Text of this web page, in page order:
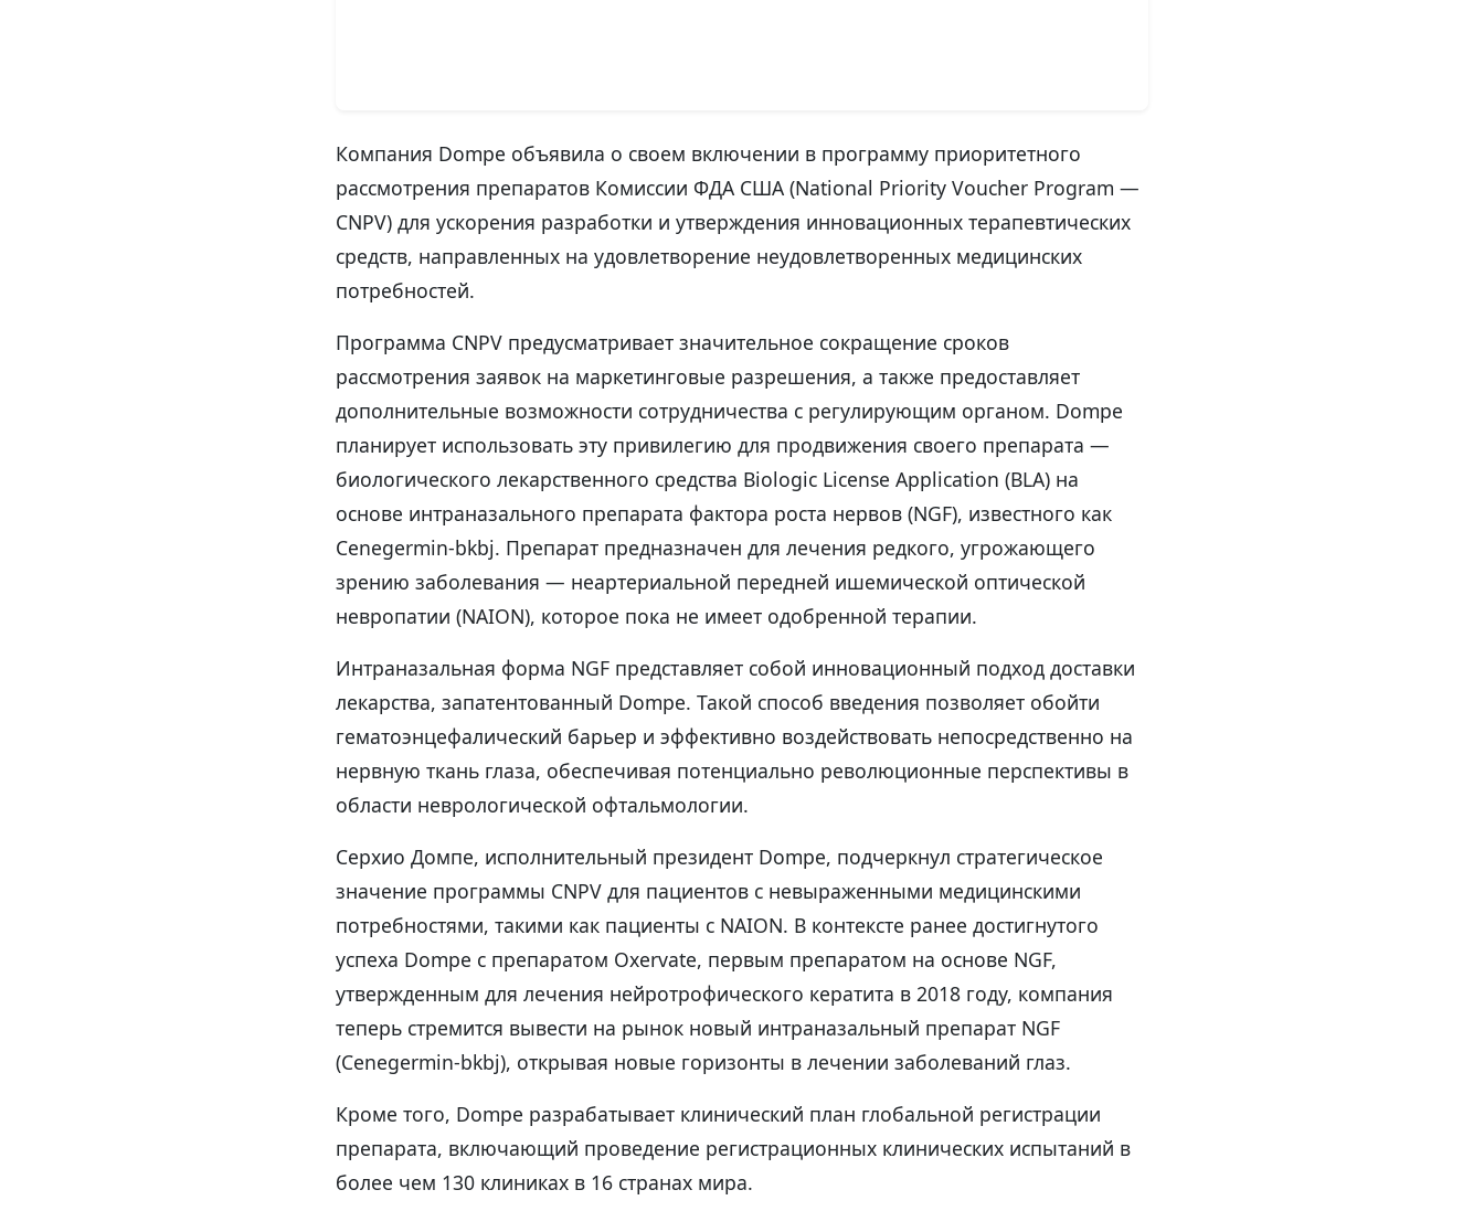
Компания Dompe объявила о своем включении в программу приоритетного
рассмотрения препаратов Комиссии ФДА США (National Priority Voucher Program —
CNPV) для ускорения разработки и утверждения инновационных терапевтических
средств, направленных на удовлетворение неудовлетворенных медицинских
потребностей.
Программа CNPV предусматривает значительное сокращение сроков
рассмотрения заявок на маркетинговые разрешения, а также предоставляет
дополнительные возможности сотрудничества с регулирующим органом. Dompe
планирует использовать эту привилегию для продвижения своего препарата —
биологического лекарственного средства Biologic License Application (BLA) на
основе интраназального препарата фактора роста нервов (NGF), известного как
Cenegermin-bkbj. Препарат предназначен для лечения редкого, угрожающего
зрению заболевания — неартериальной передней ишемической оптической
невропатии (NAION), которое пока не имеет одобренной терапии.
Интраназальная форма NGF представляет собой инновационный подход доставки
лекарства, запатентованный Dompe. Такой способ введения позволяет обойти
гематоэнцефалический барьер и эффективно воздействовать непосредственно на
нервную ткань глаза, обеспечивая потенциально революционные перспективы в
области неврологической офтальмологии.
Серхио Домпе, исполнительный президент Dompe, подчеркнул стратегическое
значение программы CNPV для пациентов с невыраженными медицинскими
потребностями, такими как пациенты с NAION. В контексте ранее достигнутого
успеха Dompe с препаратом Oxervate, первым препаратом на основе NGF,
утвержденным для лечения нейротрофического кератита в 2018 году, компания
теперь стремится вывести на рынок новый интраназальный препарат NGF
(Cenegermin-bkbj), открывая новые горизонты в лечении заболеваний глаз.
Кроме того, Dompe разрабатывает клинический план глобальной регистрации
препарата, включающий проведение регистрационных клинических испытаний в
более чем 130 клиниках в 16 странах мира.